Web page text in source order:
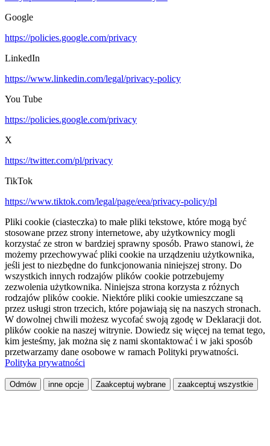
Google
https://policies.google.com/privacy
LinkedIn
https://www.linkedin.com/legal/privacy-policy
You Tube
https://policies.google.com/privacy
X
https://twitter.com/pl/privacy
TikTok
https://www.tiktok.com/legal/page/eea/privacy-policy/pl
Pliki cookie (ciasteczka) to małe pliki tekstowe, które mogą być
stosowane przez strony internetowe, aby użytkownicy mogli
korzystać ze stron w bardziej sprawny sposób. Prawo stanowi, że
możemy przechowywać pliki cookie na urządzeniu użytkownika,
jeśli jest to niezbędne do funkcjonowania niniejszej strony. Do
wszystkich innych rodzajów plików cookie potrzebujemy
zezwolenia użytkownika. Niniejsza strona korzysta z różnych
rodzajów plików cookie. Niektóre pliki cookie umieszczane są
przez usługi stron trzecich, które pojawiają się na naszych stronach.
W dowolnej chwili możesz wycofać swoją zgodę w Deklaracji dot.
plików cookie na naszej witrynie. Dowiedz się więcej na temat tego,
kim jesteśmy, jak można się z nami skontaktować i w jaki sposób
przetwarzamy dane osobowe w ramach Polityki prywatności.
Polityka prywatności
Odmów inne opcje Zaakceptuj wybrane zaakceptuj wszystkie